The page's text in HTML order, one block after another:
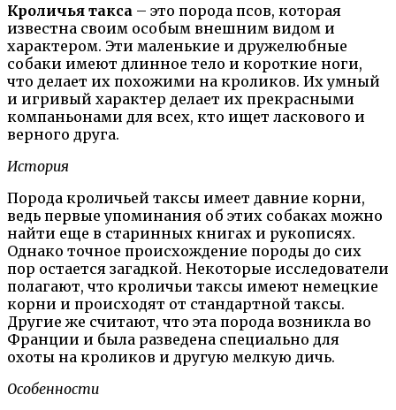
Кроличья такса – это порода псов, которая
известна своим особым внешним видом и
характером. Эти маленькие и дружелюбные
собаки имеют длинное тело и короткие ноги,
что делает их похожими на кроликов. Их умный
и игривый характер делает их прекрасными
компаньонами для всех, кто ищет ласкового и
верного друга.
История
Порода кроличьей таксы имеет давние корни,
ведь первые упоминания об этих собаках можно
найти еще в старинных книгах и рукописях.
Однако точное происхождение породы до сих
пор остается загадкой. Некоторые исследователи
полагают, что кроличьи таксы имеют немецкие
корни и происходят от стандартной таксы.
Другие же считают, что эта порода возникла во
Франции и была разведена специально для
охоты на кроликов и другую мелкую дичь.
Особенности